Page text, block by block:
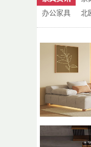
是，通
为了让
总之，
为我们
们的生
办公家具
北